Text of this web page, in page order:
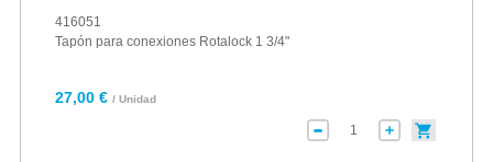
416051
Tapón para conexiones Rotalock 1 3/4"
27,00 € / Unidad